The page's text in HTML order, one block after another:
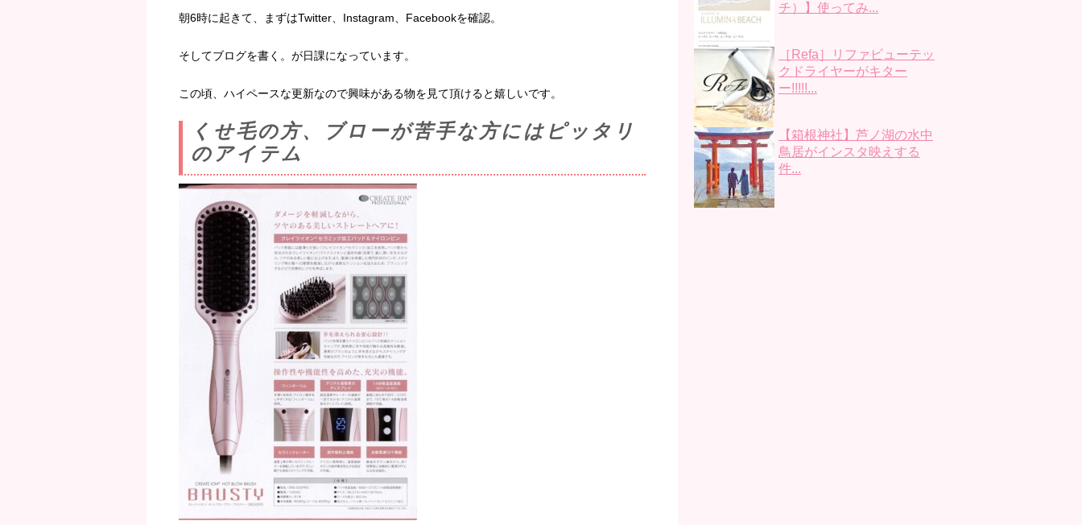
朝6時に起きて、まずはTwitter、Instagram、Facebookを確認。
そしてブログを書く。が日課になっています。
この頃、ハイペースな更新なので興味がある物を見て頂けると嬉しいです。
くせ毛の方、ブローが苦手な方にはピッタリ
のアイテム
チ）】使ってみ...
［Refa］リファビューテッ
クドライヤーがキター
ー!!!!!...
【箱根神社】芦ノ湖の水中
鳥居がインスタ映えする
件...